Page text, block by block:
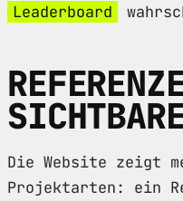
Leaderboard
Die Website zeigt
Projektarten: ein